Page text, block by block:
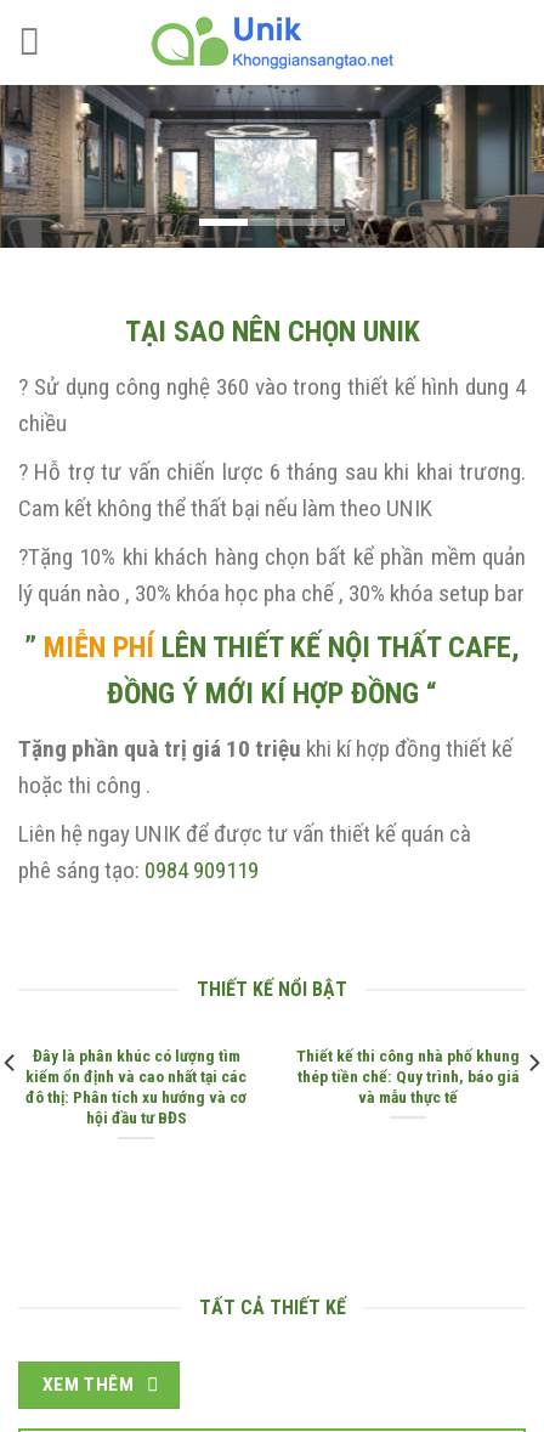
TẠI SAO NÊN CHỌN UNIK
? Sử dụng công nghệ 360 vào trong thiết kế hình dung 4
chiều
? Hỗ trợ tư vấn chiến lược 6 tháng sau khi khai trương.
Cam kết không thể thất bại nếu làm theo UNIK
?Tặng 10% khi khách hàng chọn bất kể phần mềm quản
lý quán nào , 30% khóa học pha chế , 30% khóa setup bar
” MIỄN PHÍ LÊN THIẾT KẾ NỘI THẤT CAFE,
ĐỒNG Ý MỚI KÍ HỢP ĐỒNG “
Tặng phần quà trị giá 10 triệu khi kí hợp đồng thiết kế
hoặc thi công .
Liên hệ ngay UNIK để được tư vấn thiết kế quán cà
phê sáng tạo: 0984 909119
THIẾT KẾ NỔI BẬT
Đây là phân khúc có lượng tìm
kiếm ổn định và cao nhất tại các
đô thị: Phân tích xu hướng và cơ
hội đầu tư BĐS
Thiết kế thi công nhà phố khung
thép tiền chế: Quy trình, báo giá
và mẫu thực tế
TẤT CẢ THIẾT KẾ
XEM THÊM